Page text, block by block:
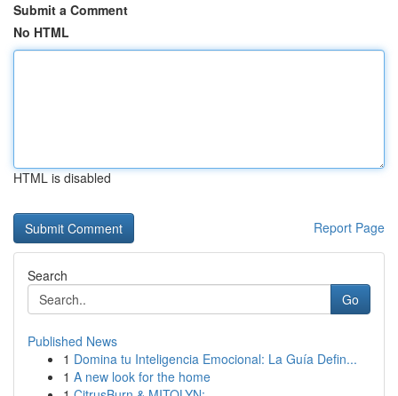
Submit a Comment
No HTML
HTML is disabled
Report Page
Search
Go
Published News
1 Domina tu Inteligencia Emocional: La Guía Defin...
1 A new look for the home